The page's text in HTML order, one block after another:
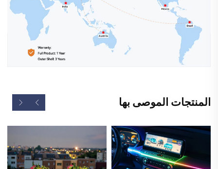
المنتجات الموصى بها